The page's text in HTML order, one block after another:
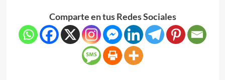
Comparte en tus Redes Sociales